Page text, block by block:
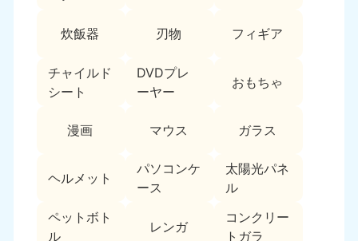
炊飯器 刃物 フィギア
チャイルド
シート
DVDプレ
ーヤー
おもちゃ
漫画 マウス ガラス
ヘルメット
パソコンケ
ース
太陽光パネ
ル
ペットボト
ル
レンガ
コンクリー
トガラ
050-1881-5145
9:00〜19:00 年中無休
050-1880-9899
9:00〜19:00 年中無休
050-1880-9898
9:00〜19:00 年中無休
愛媛県
050-1880-9896
高知県
050-1880-9897